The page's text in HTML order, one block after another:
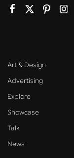
Art & Design
Advertising
Explore
Showcase
Talk
News